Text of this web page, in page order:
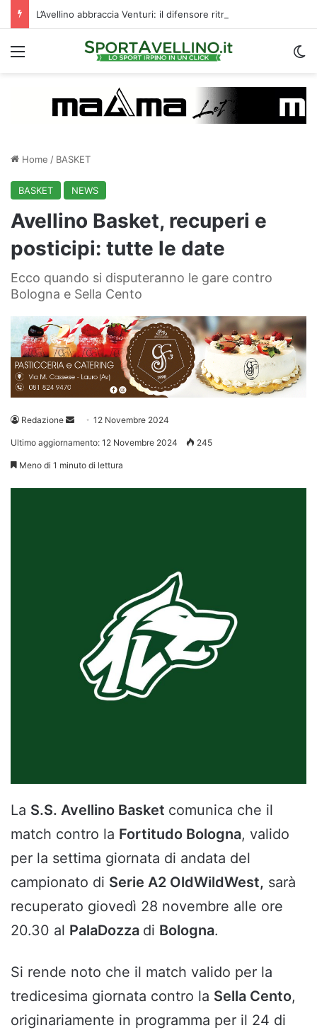
Menu
Home / BASKET
BASKET NEWS
Avellino Basket, recuperi e
posticipi: tutte le date
Ecco quando si disputeranno le gare contro
Bologna e Sella Cento
Redazione
Invia 12 Novembre 2024
Ultimo aggiornamento: 12 Novembre 2024 245
Meno di 1 minuto di lettura
La S.S. Avellino Basket comunica che il
match contro la Fortitudo Bologna, valido
per la settima giornata di andata del
campionato di Serie A2 OldWildWest, sarà
recuperato giovedì 28 novembre alle ore
20.30 al PalaDozza di Bologna.
Si rende noto che il match valido per la
tredicesima giornata contro la Sella Cento,
originariamente in programma per il 24 di